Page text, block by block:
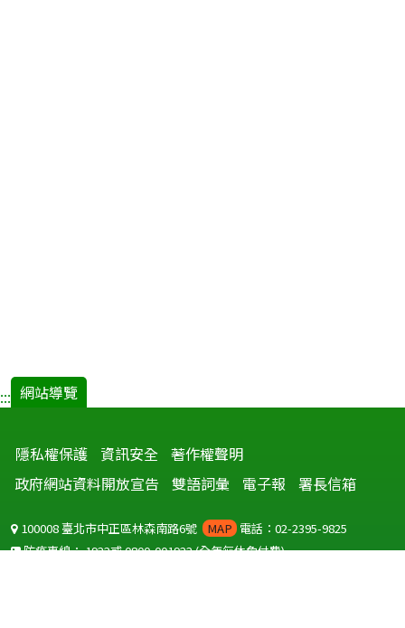
::: 網站導覽
隱私權保護 資訊安全 著作權聲明
政府網站資料開放宣告
雙語詞彙 電子報 署長信箱
100008 臺北市中正區林森南路6號 MAP 電話：02-2395-9825
防疫專線：1922或0800-001922(全年無休免付費)